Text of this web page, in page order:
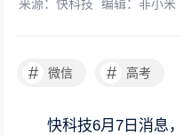
来源：快科技 编辑：非小米
# 微信 # 高考
快科技6月7日消息